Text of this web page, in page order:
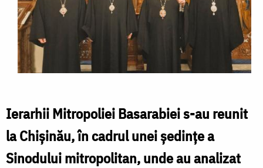
Ierarhii Mitropoliei Basarabiei s-au reunit
la Chișinău, în cadrul unei ședințe a
Sinodului mitropolitan, unde au analizat